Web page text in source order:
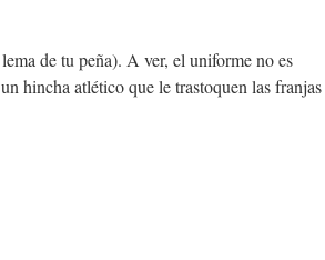
de tu peña). A ver, el uniforme no es
hincha atlético que le trastoquen las franjas